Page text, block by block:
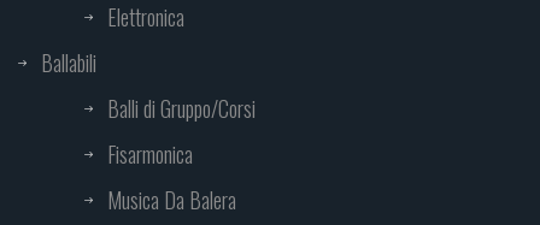
Elettronica
Ballabili
Balli di Gruppo/Corsi
Fisarmonica
Musica Da Balera